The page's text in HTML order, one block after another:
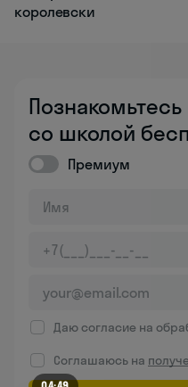
королевски
Познакомьтесь
со школой
Премиум
Даю согласие на
Соглашаюсь на